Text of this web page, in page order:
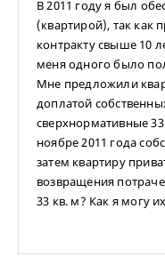
В 2011 году я был
(квартирой), так как
контракту свыше 10
меня одного было
Мне предложили
доплатой
сверхнормативные
ноябре 2011 года
затем квартиру
возвращения
33 кв. м? Как я могу